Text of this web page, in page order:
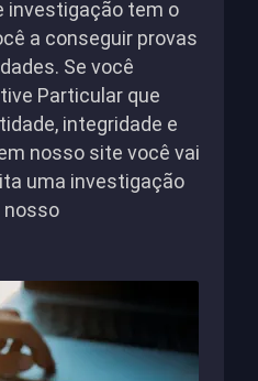
investigação tem o
a conseguir provas
Se você
Particular que
integridade e
nosso site você vai
uma investigação
nosso